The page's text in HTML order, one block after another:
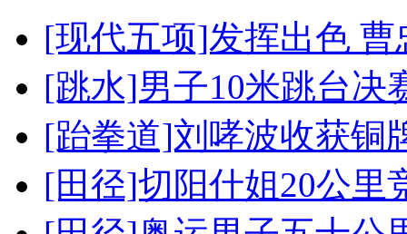
[现代五项]发挥出色
[跳水]男子10米跳台决
[跆拳道]刘哮波收获铜
[田径]切阳什姐20公里